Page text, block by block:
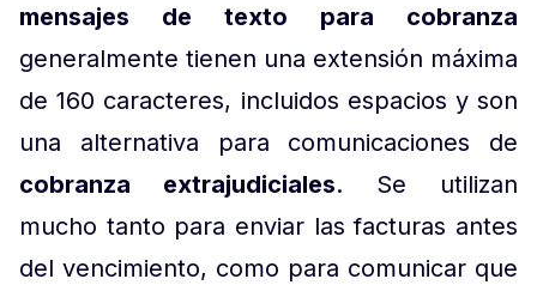
mensajes de texto para cobranza
generalmente tienen una extensión máxima
de 160 caracteres, incluidos espacios y son
una alternativa para comunicaciones de
cobranza extrajudiciales. Se utilizan
mucho tanto para enviar las facturas antes
del vencimiento, como para comunicar que